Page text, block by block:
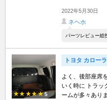
2022年5月30日
ネヘホ
パーツレビュー総
5
トヨタ カロー
よく、後部座席
いく時に トラッ
ームが多々あり